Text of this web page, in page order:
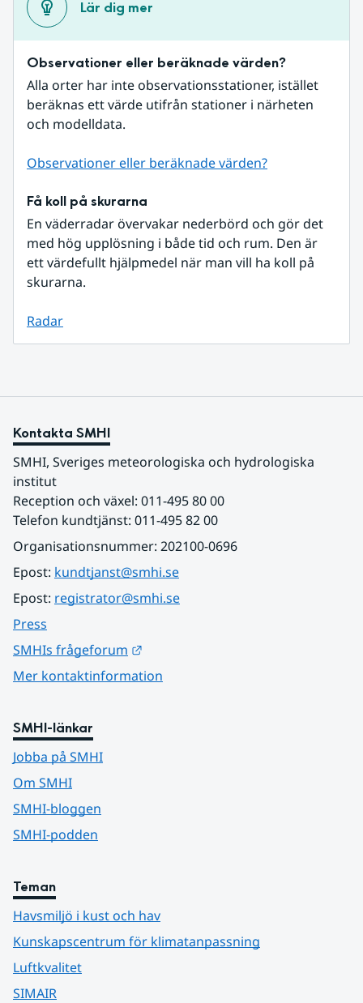
Lär dig mer
Observationer eller beräknade värden?
Alla orter har inte observationsstationer, istället
beräknas ett värde utifrån stationer i närheten
och modelldata.
Observationer eller beräknade värden?
Få koll på skurarna
En väderradar övervakar nederbörd och gör det
med hög upplösning i både tid och rum. Den är
ett värdefullt hjälpmedel när man vill ha koll på
skurarna.
Radar
Kontakta SMHI
SMHI, Sveriges meteorologiska och hydrologiska
institut
Reception och växel: 011-495 80 00
Telefon kundtjänst: 011-495 82 00
Organisationsnummer: 202100-0696
Epost: kundtjanst@smhi.se
Epost: registrator@smhi.se
Press
SMHIs frågeforum
Mer kontaktinformation
SMHI-länkar
Jobba på SMHI
Om SMHI
SMHI-bloggen
SMHI-podden
Teman
Havsmiljö i kust och hav
Kunskapscentrum för klimatanpassning
Luftkvalitet
SIMAIR